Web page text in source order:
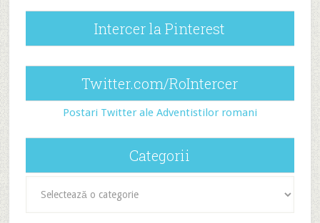
Intercer la Pinterest
Twitter.com/RoIntercer
Postari Twitter ale Adventistilor romani
Categorii